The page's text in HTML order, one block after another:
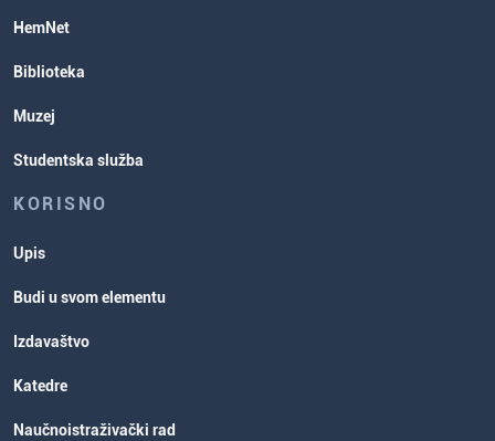
HemNet
Biblioteka
Muzej
Studentska služba
KORISNO
Upis
Budi u svom elementu
Izdavaštvo
Katedre
Naučnoistraživački rad